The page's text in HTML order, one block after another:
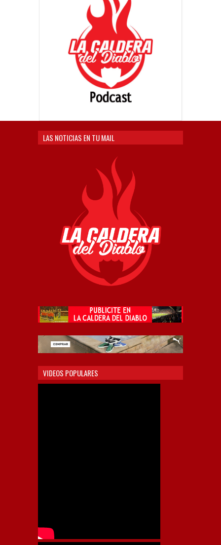
LAS NOTICIAS EN TU MAIL
VIDEOS POPULARES